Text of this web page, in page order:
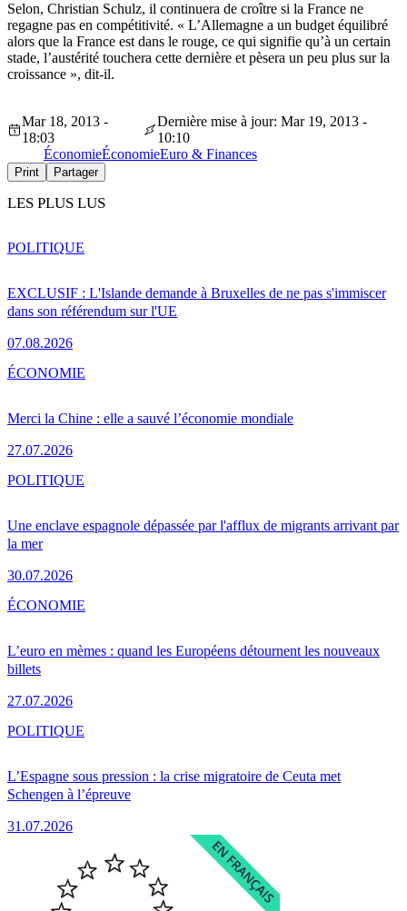
Selon, Christian Schulz, il continuera de croître si la France ne
regagne pas en compétitivité. « L’Allemagne a un budget équilibré
alors que la France est dans le rouge, ce qui signifie qu’à un certain
stade, l’austérité touchera cette dernière et pèsera un peu plus sur la
croissance », dit-il.
Mar 18, 2013 -
18:03
Dernière mise à jour: Mar 19, 2013 -
10:10
ÉconomieÉconomieEuro & Finances
Print Partager
LES PLUS LUS
EXCLUSIF : L'Islande demande à Bruxelles de ne pas s'immiscer
dans son référendum sur l'UE
07.08.2026
POLITIQUE
Merci la Chine : elle a sauvé l’économie mondiale
27.07.2026
ÉCONOMIE
Une enclave espagnole dépassée par l'afflux de migrants arrivant par
la mer
30.07.2026
POLITIQUE
L’euro en mèmes : quand les Européens détournent les nouveaux
billets
27.07.2026
ÉCONOMIE
L’Espagne sous pression : la crise migratoire de Ceuta met
Schengen à l’épreuve
31.07.2026
POLITIQUE